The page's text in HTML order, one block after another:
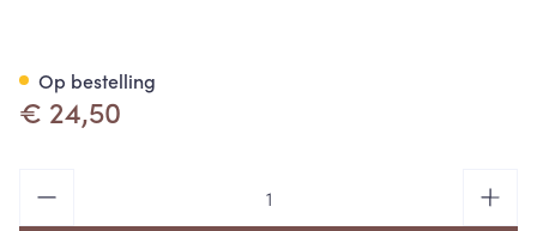
€ 24,50
Op bestelling